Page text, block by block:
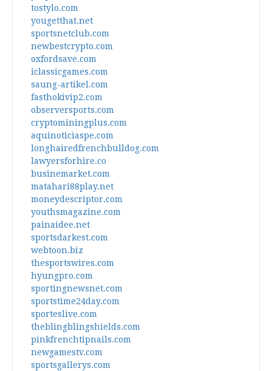
tostylo.com
yougetthat.net
sportsnetclub.com
newbestcrypto.com
oxfordsave.com
iclassicgames.com
saung-artikel.com
fasthokivip2.com
observersports.com
cryptominingplus.com
aquinoticiaspe.com
longhairedfrenchbulldog.com
lawyersforhire.co
businemarket.com
matahari88play.net
moneydescriptor.com
youthsmagazine.com
painaidee.net
sportsdarkest.com
webtoon.biz
thesportswires.com
hyungpro.com
sportingnewsnet.com
sportstime24day.com
sporteslive.com
theblingblingshields.com
pinkfrenchtipnails.com
newgamestv.com
sportsgallerys.com